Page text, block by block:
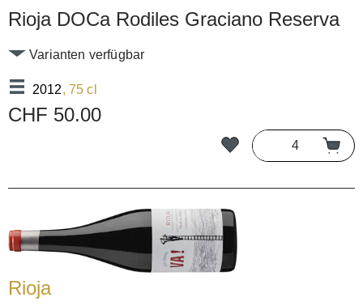
Rioja DOCa Rodiles Graciano Reserva
2012, 75 cl
Varianten verfügbar
CHF 50.00
Rioja